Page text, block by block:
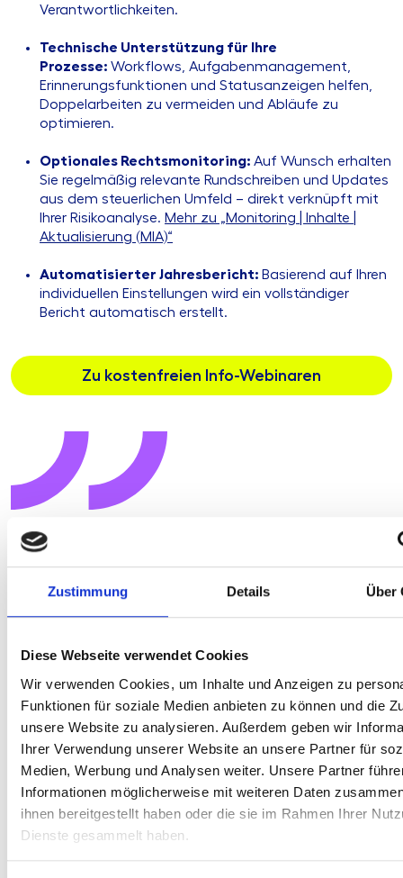
Zustimmung Details Über
Diese Webseite verwendet Cookies
Wir verwenden Cookies, um Inhalte und Anzeigen zu
Funktionen für soziale Medien anbieten zu können und die
unsere Website zu analysieren. Außerdem geben wir
Ihrer Verwendung unserer Website an unsere Partner für
Medien, Werbung und Analysen weiter. Unsere Partner
Informationen möglicherweise mit weiteren Daten
ihnen bereitgestellt haben oder die sie im Rahmen Ihrer
Dienste gesammelt haben.
Verantwortlichkeiten.
Technische Unterstützung für Ihre
Prozesse: Workflows, Aufgabenmanagement,
Erinnerungsfunktionen und Statusanzeigen helfen,
Doppelarbeiten zu vermeiden und Abläufe zu
optimieren.
Optionales Rechtsmonitoring: Auf Wunsch erhalten
Sie regelmäßig relevante Rundschreiben und Updates
aus dem steuerlichen Umfeld – direkt verknüpft mit
Ihrer Risikoanalyse. Mehr zu „Monitoring | Inhalte |
Aktualisierung (MIA)“
Automatisierter Jahresbericht: Basierend auf Ihren
individuellen Einstellungen wird ein vollständiger
Bericht automatisch erstellt.
Zu kostenfreien Info-Webinaren
"Wenn Fehler bei der Abwicklung
steuerrechtlicher Sachverhalte
passieren, liegt das selten am
mangelnden Fachwissen der
Mitarbeiterinnen und Mitarbeiter.
nach vielmehr Mängel in der Aufbau-
und Ablauforganisation in Bezug auf
steuerliche Sachverhalte sowie die
fehlende Sensibilisierung fachfremder
Abteilungen. Genau hier setzt unser
Beratungsangebot an."